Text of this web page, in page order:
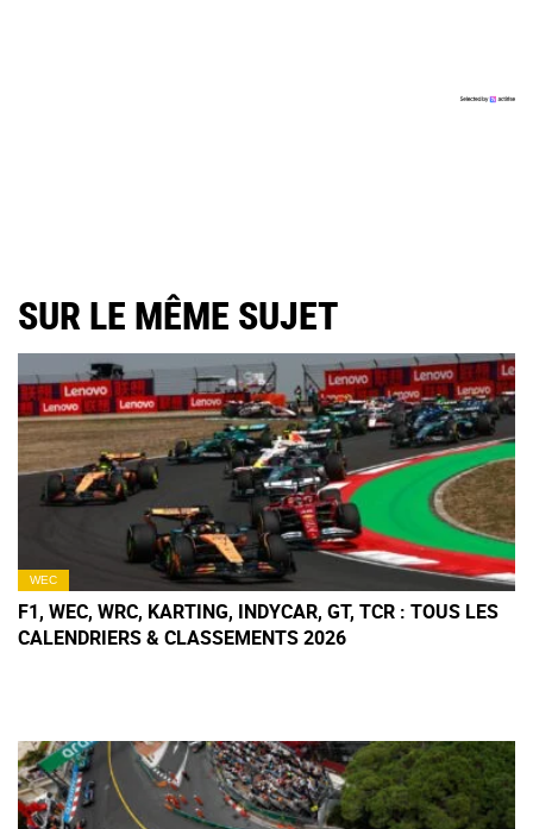
SUR LE MÊME SUJET
WEC
F1, WEC, WRC, KARTING, INDYCAR, GT, TCR : TOUS LES
CALENDRIERS & CLASSEMENTS 2026